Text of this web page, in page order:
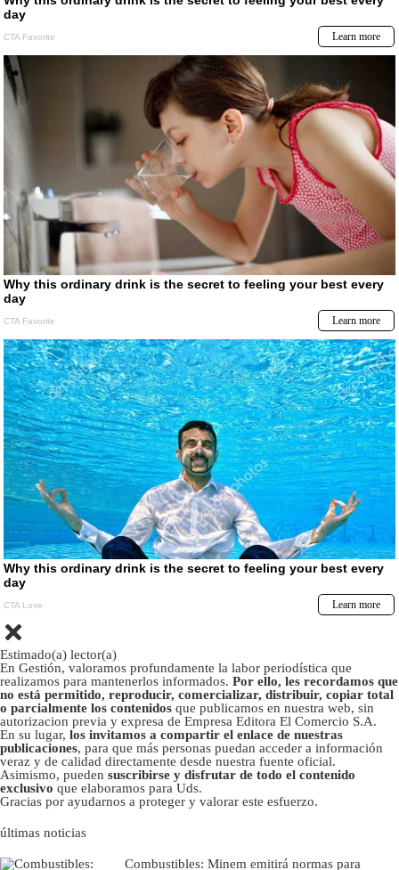
Estimado(a) lector(a)
En Gestión, valoramos profundamente la labor periodística que
realizamos para mantenerlos informados. Por ello, les recordamos que
no está permitido, reproducir, comercializar, distribuir, copiar total
o parcialmente los contenidos que publicamos en nuestra web, sin
autorizacion previa y expresa de Empresa Editora El Comercio S.A.
En su lugar, los invitamos a compartir el enlace de nuestras
publicaciones, para que más personas puedan acceder a información
veraz y de calidad directamente desde nuestra fuente oficial.
Asimismo, pueden suscribirse y disfrutar de todo el contenido
exclusivo que elaboramos para Uds.
Gracias por ayudarnos a proteger y valorar este esfuerzo.
últimas noticias
Combustibles: Minem emitirá normas para